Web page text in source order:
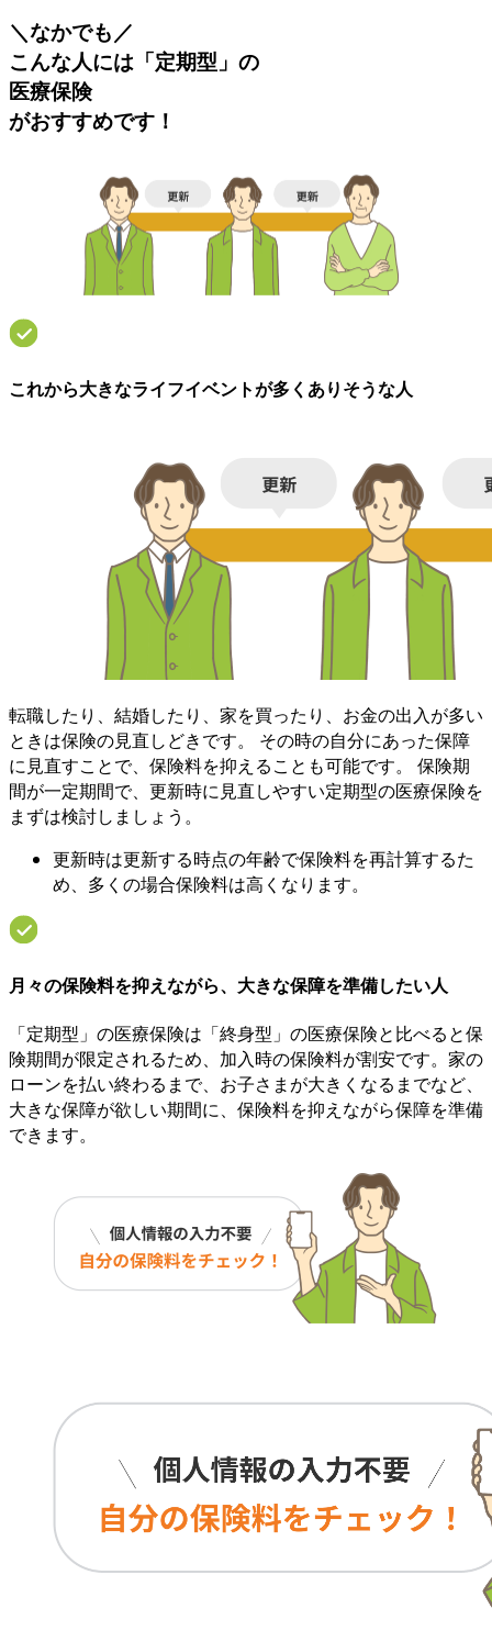
＼なかでも ／
こんな人には「定期型」の
医療保険
がおすすめです！
これから大きなライフイベントが多くありそうな人
転職したり、結婚したり、家を買ったり、お金の出入が多い
ときは保険の見直しどきです。 その時の自分にあった保障
に見直すことで、保険料を抑えることも可能です。 保険期
間が一定期間で、更新時に見直しやすい定期型の医療保険を
まずは検討しましょう。
更新時は更新する時点の年齢で保険料を再計算するた
め、多くの場合保険料は高くなります。
月々の保険料を抑えながら、大きな保障を準備したい人
「定期型」の医療保険は「終身型」の医療保険と比べると保
険期間が限定されるため、加入時の保険料が割安です。家の
ローンを払い終わるまで、お子さまが大きくなるまでなど、
大きな保障が欲しい期間に、保険料を抑えながら保障を準備
できます。